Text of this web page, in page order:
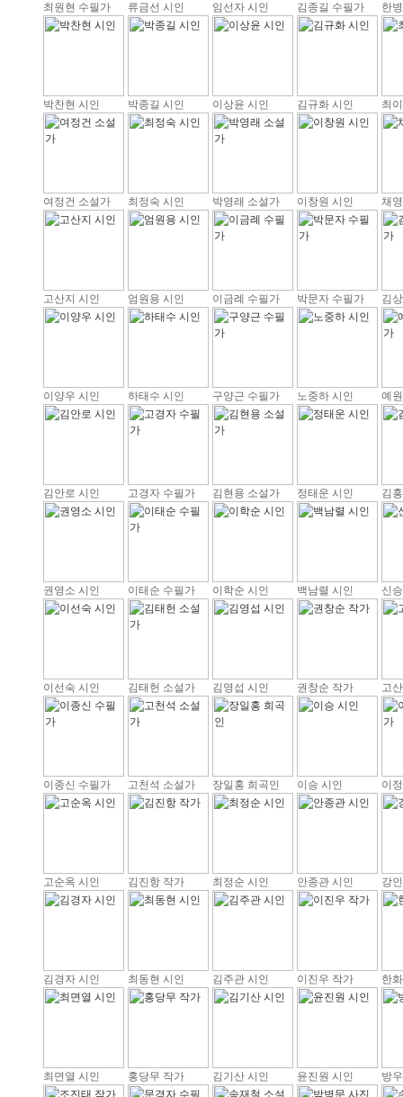
최원현 수필가 류금선 시인 임선자 시인 김종길 수필가 한
박찬현 시인 박종길 시인 이상윤 시인 김규화 시인 최
여정건 소설가 최정숙 시인 박영래 소설가 이창원 시인 채
고산지 시인 엄원용 시인 이금례 수필가 박문자 수필가 김
이양우 시인 하태수 시인 구양근 수필가 노중하 시인 예
김안로 시인 고경자 수필가 김현용 소설가 정태운 시인 김
권영소 시인 이태순 수필가 이학순 시인 백남렬 시인 신
이선숙 시인 김태헌 소설가 김영섭 시인 권창순 작가 고
이종신 수필가 고천석 소설가 장일홍 희곡인 이승 시인 이
고순옥 시인 김진항 작가 최정순 시인 안종관 시인 강
김경자 시인 최동현 시인 김주관 시인 이진우 작가 한
최면열 시인 홍당무 작가 김기산 시인 윤진원 시인 방